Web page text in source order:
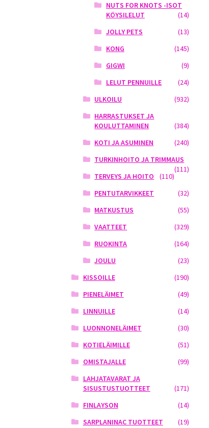
NUTS FOR KNOTS -ISOT
KÖYSILELUT
(14)
JOLLY PETS
(13)
KONG
(145)
GIGWI
(9)
LELUT PENNUILLE
(24)
ULKOILU
(932)
HARRASTUKSET JA
KOULUTTAMINEN
(384)
KOTI JA ASUMINEN
(240)
TURKINHOITO JA TRIMMAUS
(111)
TERVEYS JA HOITO
(110)
PENTUTARVIKKEET
(32)
MATKUSTUS
(55)
VAATTEET
(329)
RUOKINTA
(164)
JOULU
(23)
KISSOILLE
(190)
PIENELÄIMET
(49)
LINNUILLE
(14)
LUONNONELÄIMET
(30)
KOTIELÄIMILLE
(51)
OMISTAJALLE
(99)
LAHJATAVARAT JA
SISUSTUSTUOTTEET
(171)
FINLAYSON
(14)
SARPLANINAC TUOTTEET
(19)